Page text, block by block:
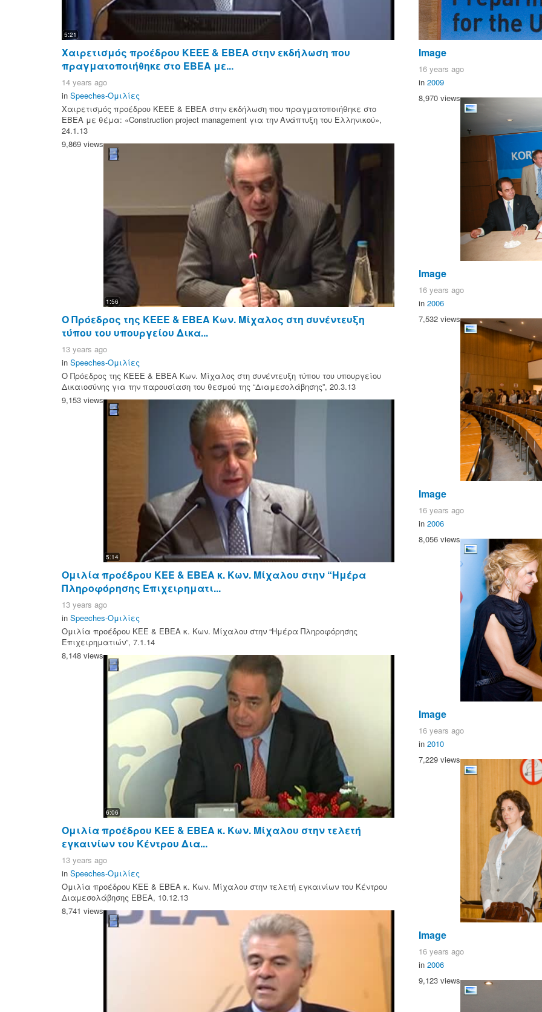
5:21
Χαιρετισμός προέδρου ΚΕΕΕ & EBEA στην εκδήλωση που
πραγματοποιήθηκε στο ΕΒΕΑ με...
14 years ago
in Speeches-Ομιλίες
Χαιρετισμός προέδρου ΚΕΕΕ & EBEA στην εκδήλωση που πραγματοποιήθηκε στο
ΕΒΕΑ με θέμα: «Construction project management για την Ανάπτυξη του Ελληνικού»,
24.1.13
9,869 views
1:56
Ο Πρόεδρος της ΚΕΕΕ & ΕΒΕΑ Κων. Μίχαλος στη συνέντευξη
τύπου του υπουργείου Δικα...
13 years ago
in Speeches-Ομιλίες
Ο Πρόεδρος της ΚΕΕΕ & ΕΒΕΑ Κων. Μίχαλος στη συνέντευξη τύπου του υπουργείου
Δικαιοσύνης για την παρουσίαση του θεσμού της “Διαμεσολάβησης”, 20.3.13
9,153 views
5:14
Ομιλία προέδρου ΚΕΕ & ΕΒΕΑ κ. Κων. Μίχαλου στην “Ημέρα
Πληροφόρησης Επιχειρηματι...
13 years ago
in Speeches-Ομιλίες
Ομιλία προέδρου ΚΕΕ & ΕΒΕΑ κ. Κων. Μίχαλου στην “Ημέρα Πληροφόρησης
Επιχειρηματιών”, 7.1.14
8,148 views
6:06
Ομιλία προέδρου ΚΕΕ & ΕΒΕΑ κ. Κων. Μίχαλου στην τελετή
εγκαινίων του Κέντρου Δια...
13 years ago
in Speeches-Ομιλίες
Ομιλία προέδρου ΚΕΕ & ΕΒΕΑ κ. Κων. Μίχαλου στην τελετή εγκαινίων του Κέντρου
Διαμεσολάβησης ΕΒΕΑ, 10.12.13
8,741 views
Image
16 years ago
in 2009
8,970 views
Image
16 years ago
in 2006
7,532 views
Image
16 years ago
in 2006
8,056 views
Image
16 years ago
in 2010
7,229 views
Image
16 years ago
in 2006
9,123 views